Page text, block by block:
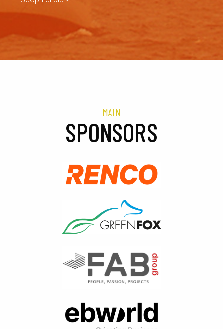
MAIN
SPONSORS